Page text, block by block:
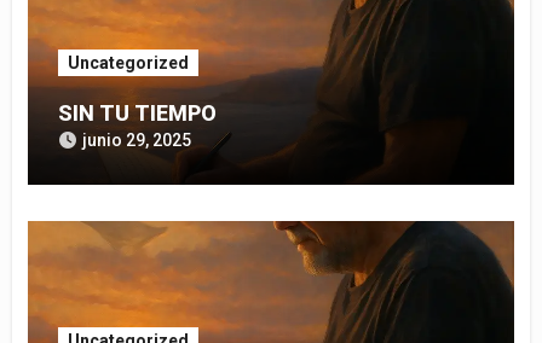
Uncategorized
SIN TU TIEMPO
junio 29, 2025